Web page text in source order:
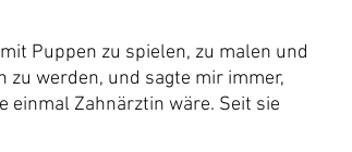
Puppen zu spielen, zu malen und
zu werden, und sagte mir immer,
einmal Zahnärztin wäre. Seit sie